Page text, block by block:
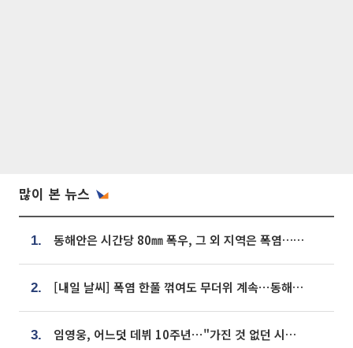
많이 본 뉴스
1. 동해안은 시간당 80㎜ 폭우, 그 외 지역은 폭염…‘극과 극 날씨’
2. [내일 날씨] 폭염 한풀 꺾여도 무더위 계속⋯동해안 이틀 연속 비
3. 임영웅, 어느덧 데뷔 10주년⋯"가진 것 없던 시절, 내 앞엔 20명의 팬뿐"